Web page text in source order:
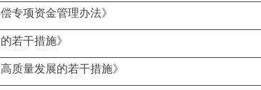
专项资金管理办法》
若干措施》
质量发展的若干措施》